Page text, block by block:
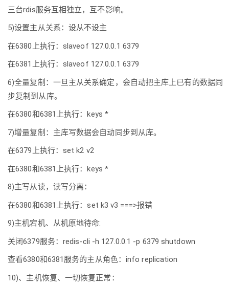
三台rdis服务互相独立，互不影响。
5)设置主从关系：设从不设主
在6380上执行：slaveof 127.0.0.1 6379
在6381上执行：slaveof 127.0.0.1 6379
6)全量复制：一旦主从关系确定，会自动把主库上已有的数据同
步复制到从库。
在6380和6381上执行：keys *
7)增量复制：主库写数据会自动同步到从库。
在6379上执行：set k2 v2
在6380和6381上执行：keys *
8)主写从读，读写分离：
在6380和6381上执行：set k3 v3 ===>报错
9)主机宕机、从机原地待命:
关闭6379服务：redis-cli -h 127.0.0.1 -p 6379 shutdown
查看6380和6381服务的主从角色：info replication
10)、主机恢复、一切恢复正常：